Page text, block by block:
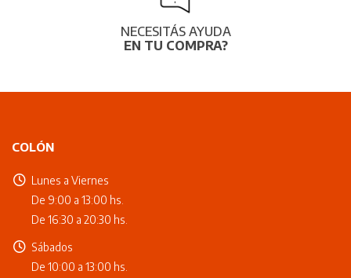
NECESITÁS AYUDA
EN TU COMPRA?
COLÓN
Lunes a Viernes
De 9:00 a 13:00 hs.
De 16:30 a 20:30 hs.
Sábados
De 10:00 a 13:00 hs.